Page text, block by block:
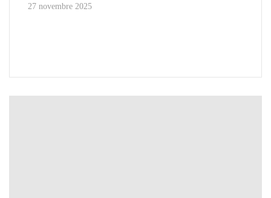
27 novembre 2025